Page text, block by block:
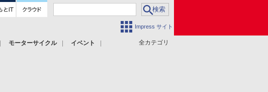
Impress サイト
全カテゴリ
モーターサイクル
イベント